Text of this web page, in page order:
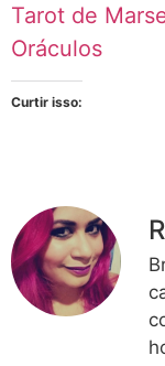
Tarot de
Oráculos
Curtir isso: